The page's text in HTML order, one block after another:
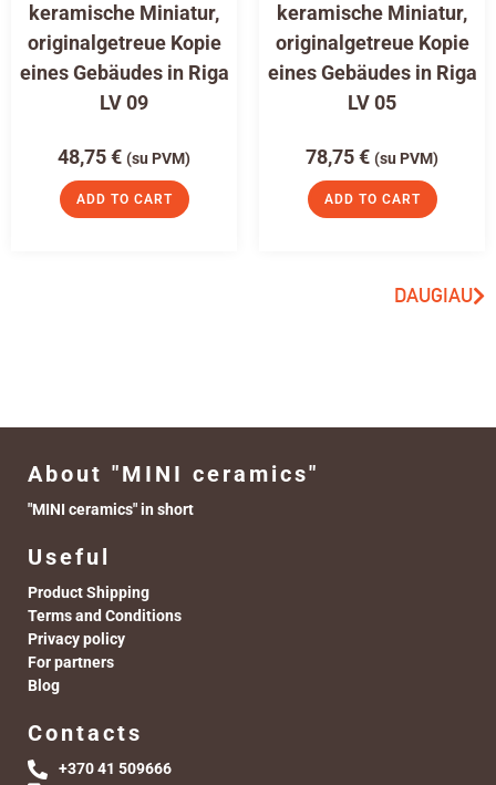
keramische Miniatur,
originalgetreue Kopie
eines Gebäudes in Riga
LV 09
48,75€ (su PVM)
ADD TO CART
keramische Miniatur,
originalgetreue Kopie
eines Gebäudes in Riga
LV 05
78,75€ (su PVM)
ADD TO CART
DAUGIAU
About "MINI ceramics"
"MINI ceramics" in short
Useful
Product Shipping
Terms and Conditions
Privacy policy
For partners
Blog
Contacts
+370 41 509666